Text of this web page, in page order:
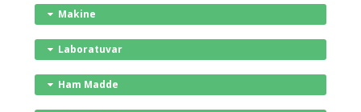
Makine
Laboratuvar
Ham Madde